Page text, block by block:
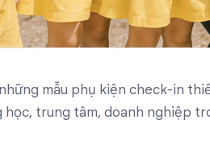
mẫu phụ kiện check-in
trung tâm, doanh nghiệp